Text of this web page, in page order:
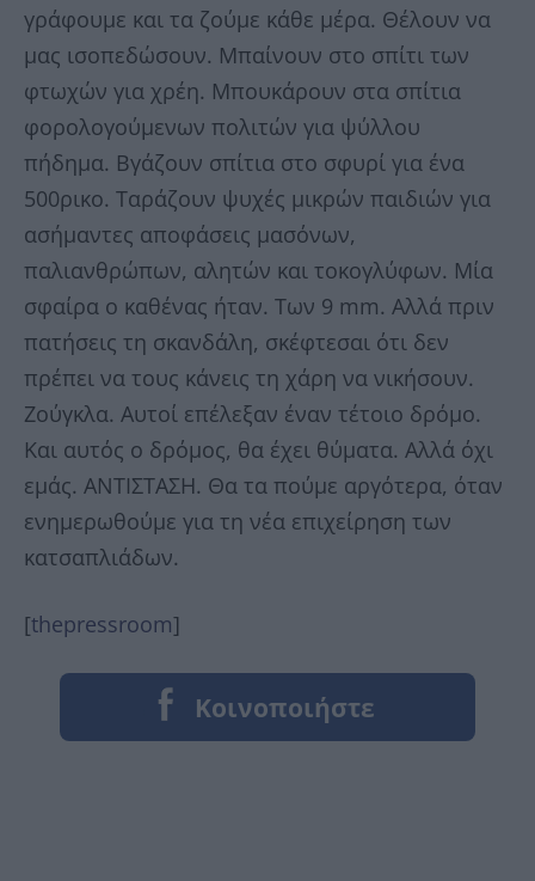
γράφουμε και τα ζούμε κάθε μέρα. Θέλουν να
μας ισοπεδώσουν. Μπαίνουν στο σπίτι των
φτωχών για χρέη. Μπουκάρουν στα σπίτια
φορολογούμενων πολιτών για ψύλλου
πήδημα. Βγάζουν σπίτια στο σφυρί για ένα
500ρικο. Ταράζουν ψυχές μικρών παιδιών για
ασήμαντες αποφάσεις μασόνων,
παλιανθρώπων, αλητών και τοκογλύφων. Μία
σφαίρα ο καθένας ήταν. Των 9 mm. Αλλά πριν
πατήσεις τη σκανδάλη, σκέφτεσαι ότι δεν
πρέπει να τους κάνεις τη χάρη να νικήσουν.
Ζούγκλα. Αυτοί επέλεξαν έναν τέτοιο δρόμο.
Και αυτός ο δρόμος, θα έχει θύματα. Αλλά όχι
εμάς. ΑΝΤΙΣΤΑΣΗ. Θα τα πούμε αργότερα, όταν
ενημερωθούμε για τη νέα επιχείρηση των
κατσαπλιάδων.
[thepressroom]